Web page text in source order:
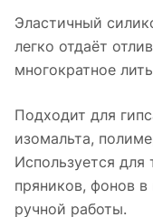
Эластичный
легко отдаёт
многократное
Подходит для
изомальта,
Используется для
пряников, фонов
ручной работы.